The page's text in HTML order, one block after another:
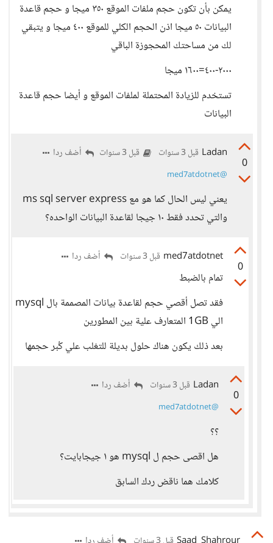
يمكن بأن تكون حجم ملفات الموقع ٣٥٠ ميجا و حجم قاعدة
البيانات ٥٠ ميجا اذن الحجم الكلي للموقع ٤٠٠ ميجا و يتبقي
لك من مساحتك المحجوزة الباقي
٢٠٠٠-٤٠٠=١٦٠٠ ميجا
تستخدم للزيادة المحتملة لملفات الموقع و أيضا حجم قاعدة
البيانات
0
Ladan قبل 3 سنوات قبل 3 سنوات أضف ردا
@med7atdotnet
يعني ليس الحال كما هو مع ms sql server express
والتي تحدد فقط ١٠ جيجا لقاعدة البيانات الواحده؟
0
med7atdotnet قبل 3 سنوات أضف ردا
تمام بالضبط
فقد تصل أقصي حجم لقاعدة بيانات المصممة بال mysql
الي 1GB المتعارف علية بين المطورين
بعد ذلك يكون هناك حلول بديلة للتغلب علي كُبر حجمها
0
Ladan قبل 3 سنوات أضف ردا
@med7atdotnet
؟؟
هل اقصى حجم ل mysql هو ١ جيجابايت؟
كلامك هما ناقض ردك السابق